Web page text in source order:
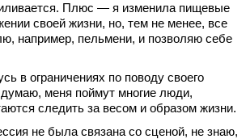
Плюс — я изменила пищевые
своей жизни, но, тем не менее, все
например, пельмени, и позволяю себе
в ограничениях по поводу своего
думаю, меня поймут многие люди,
следить за весом и образом жизни.
не была связана со сценой, не знаю,